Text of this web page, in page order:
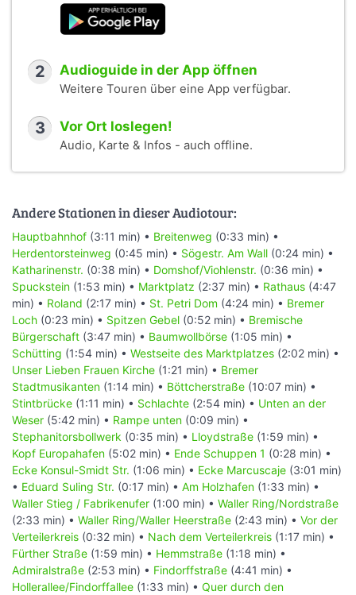
2 Audioguide in der App öffnen
Weitere Touren über eine App verfügbar.
3 Vor Ort loslegen!
Audio, Karte & Infos - auch offline.
Andere Stationen in dieser Audiotour:
Hauptbahnhof (3:11 min) • Breitenweg (0:33 min) •
Herdentorsteinweg (0:45 min) • Sögestr. Am Wall (0:24 min) •
Katharinenstr. (0:38 min) • Domshof/Viohlenstr. (0:36 min) •
Spuckstein (1:53 min) • Marktplatz (2:37 min) • Rathaus (4:47
min) • Roland (2:17 min) • St. Petri Dom (4:24 min) • Bremer
Loch (0:23 min) • Spitzen Gebel (0:52 min) • Bremische
Bürgerschaft (3:47 min) • Baumwollbörse (1:05 min) •
Schütting (1:54 min) • Westseite des Marktplatzes (2:02 min) •
Unser Lieben Frauen Kirche (1:21 min) • Bremer
Stadtmusikanten (1:14 min) • Böttcherstraße (10:07 min) •
Stintbrücke (1:11 min) • Schlachte (2:54 min) • Unten an der
Weser (5:42 min) • Rampe unten (0:09 min) •
Stephanitorsbollwerk (0:35 min) • Lloydstraße (1:59 min) •
Kopf Europahafen (5:02 min) • Ende Schuppen 1 (0:28 min) •
Ecke Konsul-Smidt Str. (1:06 min) • Ecke Marcuscaje (3:01 min)
• Eduard Suling Str. (0:17 min) • Am Holzhafen (1:33 min) •
Waller Stieg / Fabrikenufer (1:00 min) • Waller Ring/Nordstraße
(2:33 min) • Waller Ring/Waller Heerstraße (2:43 min) • Vor der
Verteilerkreis (0:32 min) • Nach dem Verteilerkreis (1:17 min) •
Fürther Straße (1:59 min) • Hemmstraße (1:18 min) •
Admiralstraße (2:53 min) • Findorffstraße (4:41 min) •
Hollerallee/Findorffallee (1:33 min) • Quer durch den